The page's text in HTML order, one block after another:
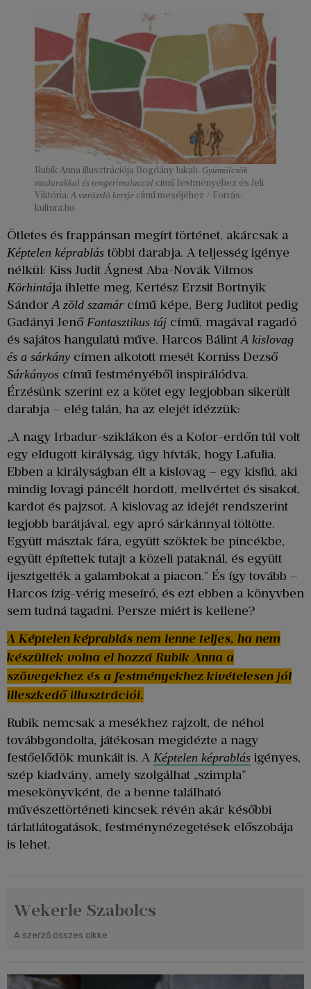
Rubik Anna illusztrációja Bogdány Jakab: Gyümölcsök
madarakkal és tengerimalaccal című festményéhez és Jeli
Viktória: A varázsló kertje című meséjéhez / Forrás:
kultura.hu
Ötletes és frappánsan megírt történet, akárcsak a
Képtelen képrablás többi darabja. A teljesség igénye
nélkül: Kiss Judit Ágnest Aba-Novák Vilmos
Körhintája ihlette meg, Kertész Erzsit Bortnyik
SándorA zöld szamár című képe, Berg Juditot pedig
Gadányi Jenő Fantasztikus táj című, magával ragadó
és sajátos hangulatú műve. Harcos BálintA kislovag
és a sárkány címen alkotott mesét Korniss Dezső
Sárkányos című festményéből inspirálódva.
Érzésünk szerint ez a kötet egy legjobban sikerült
darabja – elég talán, ha az elejét idézzük:
„A nagy Irbadur-sziklákon és a Kofor-erdőn túl volt
egy eldugott királyság, úgy hívták, hogy Lafulia.
Ebben a királyságban élt a kislovag – egy kisfiú, aki
mindig lovagi páncélt hordott, mellvértet és sisakot,
kardot és pajzsot. A kislovag az idejét rendszerint
legjobb barátjával, egy apró sárkánnyal töltötte.
Együtt másztak fára, együtt szöktek be pincékbe,
együtt építettek tutajt a közeli pataknál, és együtt
ijesztgették a galambokat a piacon.” És így tovább –
Harcos ízig-vérig meseíró, és ezt ebben a könyvben
sem tudná tagadni. Persze miért is kellene?
A Képtelen képrablás nem lenne teljes, ha nem
készültek volna el hozzá Rubik Anna a
szövegekhez és a festményekhez kivételesen jól
illeszkedő illusztrációi.
Rubik nemcsak a mesékhez rajzolt, de néhol
továbbgondolta, játékosan megidézte a nagy
festőelődök munkáit is. A Képtelen képrablás igényes,
szép kiadvány, amely szolgálhat „szimpla”
mesekönyvként, de a benne található
művészettörténeti kincsek révén akár későbbi
tárlatlátogatások, festménynézegetések előszobája
is lehet.
Wekerle Szabolcs
A szerző összes cikke